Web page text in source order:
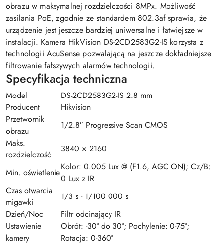
obrazu w maksymalnej rozdzielczości 8MPx. Możliwość
zasilania PoE, zgodnie ze standardem 802.3af sprawia, że
urządzenie jest jeszcze bardziej uniwersalne i łatwiejsze w
instalacji. Kamera HikVision DS-2CD2583G2-IS korzysta z
technologii AcuSense pozwalającą na jeszcze dokładniejsze
filtrowanie fałszywych alarmów technologii.
Specyfikacja techniczna
Model
DS-2CD2583G2-IS 2.8 mm
Producent
Hikvision
Przetwornik
obrazu
1/2.8″ Progressive Scan CMOS
Maks.
rozdzielczość
3840 × 2160
Min. oświetlenie
Kolor: 0.005 Lux @ (F1.6, AGC ON); Cz/B:
0 Lux z IR
Czas otwarcia
migawki
1/3 s - 1/100 000 s
Dzień/Noc
Filtr odcinający IR
Ustawienie
kamery
Obrót: -30° do 30°; Pochylenie: 0-75°;
Rotacja: 0-360°